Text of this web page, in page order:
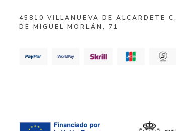
45810 VILLANUEVA DE ALCARDETE C.
DE MIGUEL MORLÁN, 71